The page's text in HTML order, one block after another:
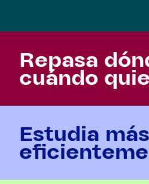
Repasa
cuándo
Estudia más